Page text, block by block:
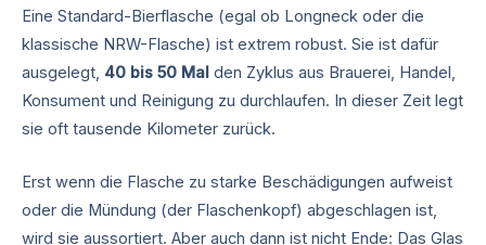
Eine Standard-Bierflasche (egal ob Longneck oder die
klassische NRW-Flasche) ist extrem robust. Sie ist dafür
ausgelegt, 40 bis 50 Mal den Zyklus aus Brauerei, Handel,
Konsument und Reinigung zu durchlaufen. In dieser Zeit legt
sie oft tausende Kilometer zurück.
Erst wenn die Flasche zu starke Beschädigungen aufweist
oder die Mündung (der Flaschenkopf) abgeschlagen ist,
wird sie aussortiert. Aber auch dann ist nicht Ende: Das Glas